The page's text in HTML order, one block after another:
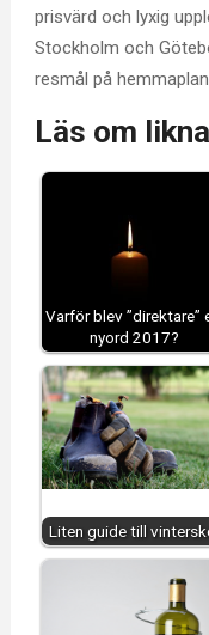
prisvärd och lyxig
Stockholm och
resmål på
Läs om
Varför blev ”direktare”
nyord 2017?
Liten guide till